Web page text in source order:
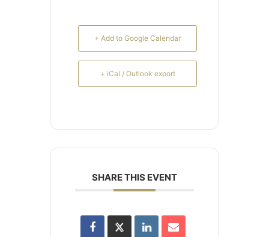
+ Add to Google Calendar
+ iCal / Outlook export
SHARE THIS EVENT